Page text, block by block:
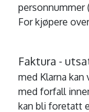
personnummer
For
Faktura -
med Klarna
med forfall
kan bli foretatt